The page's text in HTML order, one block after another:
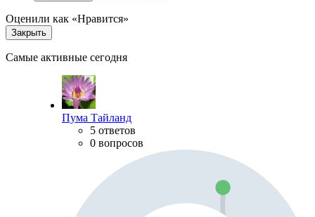
Оценили как «Нравится»
Закрыть
Самые активные сегодня
Пума Тайланд
5 ответов
0 вопросов